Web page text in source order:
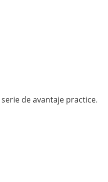
de avantaje practice.